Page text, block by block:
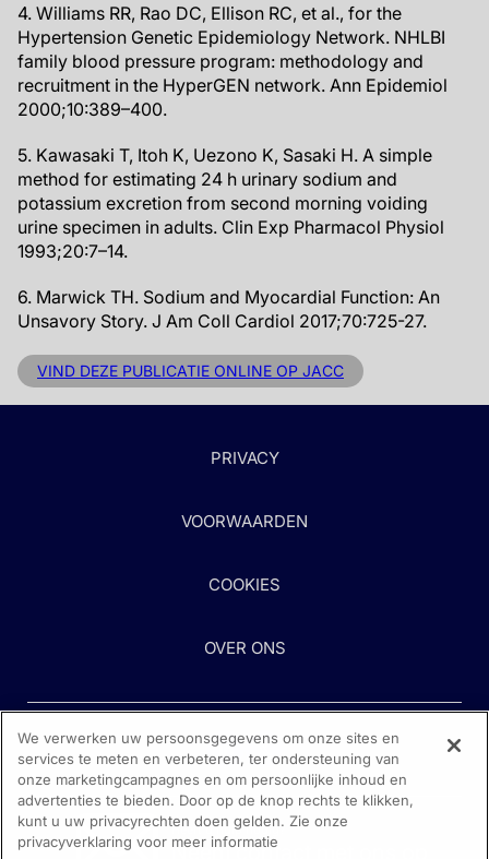
4. Williams RR, Rao DC, Ellison RC, et al., for the
Hypertension Genetic Epidemiology Network. NHLBI
family blood pressure program: methodology and
recruitment in the HyperGEN network. Ann Epidemiol
2000;10:389–400.
5. Kawasaki T, Itoh K, Uezono K, Sasaki H. A simple
method for estimating 24 h urinary sodium and
potassium excretion from second morning voiding
urine specimen in adults. Clin Exp Pharmacol Physiol
1993;20:7–14.
6. Marwick TH. Sodium and Myocardial Function: An
Unsavory Story. J Am Coll Cardiol 2017;70:725-27.
VIND DEZE PUBLICATIE ONLINE OP JACC
PRIVACY
VOORWAARDEN
COOKIES
OVER ONS
Heeft u hulp nodig?
Neem contact met ons op
We verwerken uw persoonsgegevens om onze sites en
services te meten en verbeteren, ter ondersteuning van
onze marketingcampagnes en om persoonlijke inhoud en
advertenties te bieden. Door op de knop rechts te klikken,
kunt u uw privacyrechten doen gelden. Zie onze
privacyverklaring voor meer informatie